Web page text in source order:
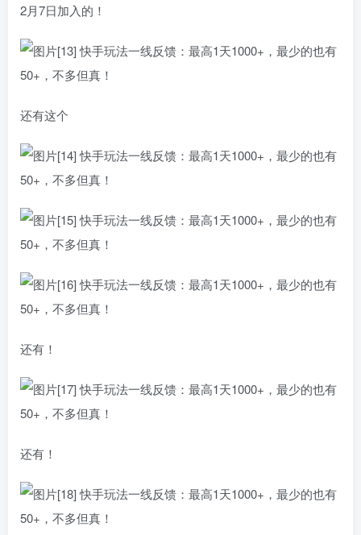
2月7日加入的！
还有这个
还有！
还有！